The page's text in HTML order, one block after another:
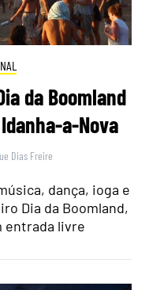
da Boomland
a-Nova
Dias Freire
dança, ioga e
Dia da Boomland,
entrada livre